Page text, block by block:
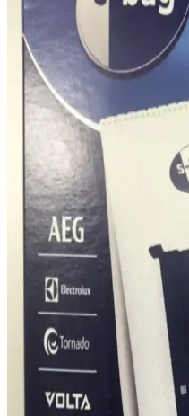
Philips DST5030/80
ve Kullanıcı Yorumları
Philips DST5030/80 modeli,
pratik özellikleriyle öne çıkan
dayanıklı tasarımıyla evde
Philips Marathon
Borusu Fc 9919 Detaylı
Yorumları
Philips Marathon Ultimate
yüksek dayanıklılık ve stabilite
ömürlü kullanım sunar.
Philips DST3030/70
İçin Yüksek
Philips DST3030/70 buharlı
yüksek buhar çıkışıyla
ve güvenli bir ütüleme deneyimi